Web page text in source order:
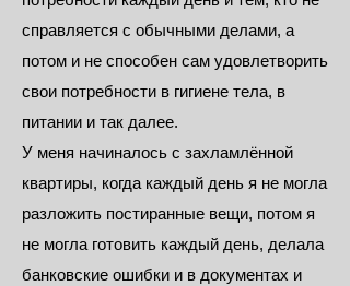
справляется с обычными делами, а
потом и не способен сам удовлетворить
свои потребности в гигиене тела, в
питании и так далее.
У меня начиналось с захламлённой
квартиры, когда каждый день я не могла
разложить постиранные вещи, потом я
не могла готовить каждый день, делала
банковские ошибки и в документах и